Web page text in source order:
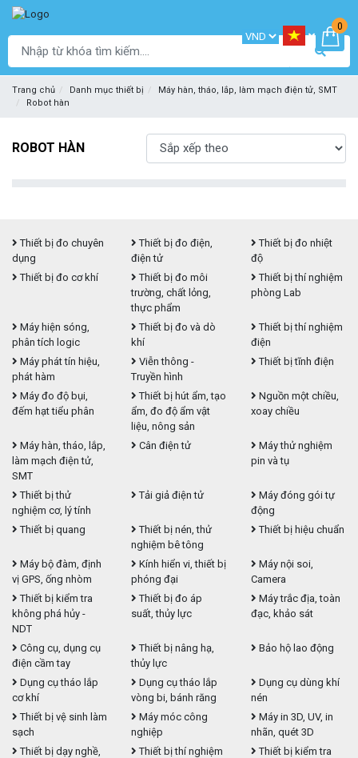
0
Trang chủ Danh mục thiết bị
Máy hàn, tháo, lắp, làm mạch điện tử, SMT
Robot hàn
ROBOT HÀN
Thiết bị đo chuyên
dụng
Thiết bị đo điện,
điện tử
Thiết bị đo nhiệt
độ
Thiết bị đo cơ khí
Thiết bị đo môi
trường, chất lỏng,
thực phẩm
Thiết bị thí nghiệm
phòng Lab
Máy hiện sóng,
phân tích logic
Thiết bị đo và dò
khí
Thiết bị thí nghiệm
điện
Máy phát tín hiệu,
phát hàm
Viễn thông -
Truyền hình
Thiết bị tĩnh điện
Máy đo độ bụi,
đếm hạt tiểu phân
Thiết bị hút ẩm, tạo
ẩm, đo độ ẩm vật
liệu, nông sản
Nguồn một chiều,
xoay chiều
Máy hàn, tháo, lắp,
làm mạch điện tử,
SMT
Cân điện tử
Máy thử nghiệm
pin và tụ
Thiết bị thử
nghiệm cơ, lý tính
Tải giả điện tử
Máy đóng gói tự
động
Thiết bị quang
Thiết bị nén, thử
nghiệm bê tông
Thiết bị hiệu chuẩn
Máy bộ đàm, định
vị GPS, ống nhòm
Kính hiển vi, thiết bị
phóng đại
Máy nội soi,
Camera
Thiết bị kiểm tra
không phá hủy -
NDT
Thiết bị đo áp
suất, thủy lực
Máy trắc địa, toàn
đạc, khảo sát
Công cụ, dụng cụ
điện cầm tay
Thiết bị nâng hạ,
thủy lực
Bảo hộ lao động
Dụng cụ tháo lắp
cơ khí
Dụng cụ tháo lắp
vòng bi, bánh răng
Dụng cụ dùng khí
nén
Thiết bị vệ sinh làm
sạch
Máy móc công
nghiệp
Máy in 3D, UV, in
nhãn, quét 3D
Thiết bị dạy nghề,
Thiết bị thí nghiệm
Thiết bị kiểm tra